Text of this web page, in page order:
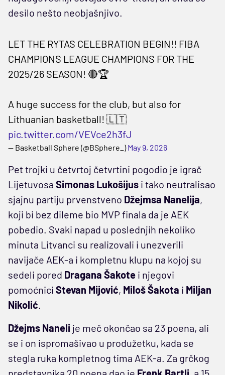
desilo nešto neobjašnjivo.
LET THE RYTAS CELEBRATION BEGIN!! FIBA
CHAMPIONS LEAGUE CHAMPIONS FOR THE
2025/26 SEASON! 🔴🏆
A huge success for the club, but also for
Lithuanian basketball! 🇱🇹
pic.twitter.com/VEVce2h3fJ
— Basketball Sphere (@BSphere_)May 9, 2026
Pet trojki u četvrtoj četvrtini pogodio je igrač
Lijetuvosa Simonas Lukošijus i tako neutralisao
sjajnu partiju prvenstveno Džejmsa Nanelija,
koji bi bez dileme bio MVP finala da je AEK
pobedio. Svaki napad u poslednjih nekoliko
minuta Litvanci su realizovali i unezverili
navijače AEK-a i kompletnu klupu na kojoj su
sedeli pored Dragana Šakote i njegovi
pomoćnici Stevan Mijović, Miloš Šakota i Miljan
Nikolić.
Džejms Naneli je meč okončao sa 23 poena, ali
se i on ispromašivao u produžetku, kada se
stegla ruka kompletnog tima AEK-a. Za grčkog